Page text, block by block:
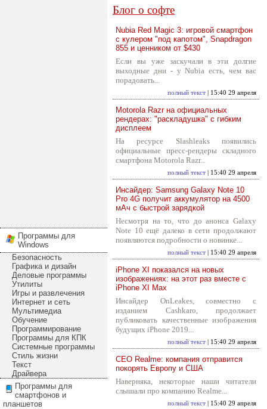
Программы для
Windows
Безопасность
Графика и дизайн
Деловые программы
Утилиты
Игры и развлечения
Интернет и сеть
Мультимедиа
Обучение
Программирование
Программы для КПК
Системные программы
Стиль жизни
Текст
Драйвера
Программы для
смартфонов и
планшетов
Блог о софте
Nubia Red Magic 3: игровой смартфон
с кулером "под капотом", Snapdragon
855 и ценником от $430
Если вы уже заскучали в эти долгие
выходные дни - у Nubia есть, чем вас
порадовать...
полный текст | 15:40 29 апреля
Motorola Razr на официальных
рендерах: "раскладушка" с гибким
дисплеем
На ресурсе Slashleaks появились
официальные пресс-рендеры складного
смартфона Motorola Razr...
полный текст | 15:40 29 апреля
Инсайдер: Samsung Galaxy Note 10
Pro 4G получит аккумулятор на 4500
мАч с быстрой зарядкой
Несмотря на то, что до анонса Galaxy
Note 10 ещё далеко в сети продолжают
появляются подробности о новинке...
полный текст | 15:40 29 апреля
iPhone XI показался на новых
изображениях: на этот раз вместе с
iPhone XI Max
Инсайдер OnLeakes, совместно с
изданием Cashkaro, продолжает
публиковать качественные изображения
будущих iPhone 2019...
полный текст | 15:40 29 апреля
CEO Realme: компания отправится
покорять Европу и США
Наверняка, некоторые наши читатели
слышали про компанию Realme...
полный текст | 15:40 29 апреля